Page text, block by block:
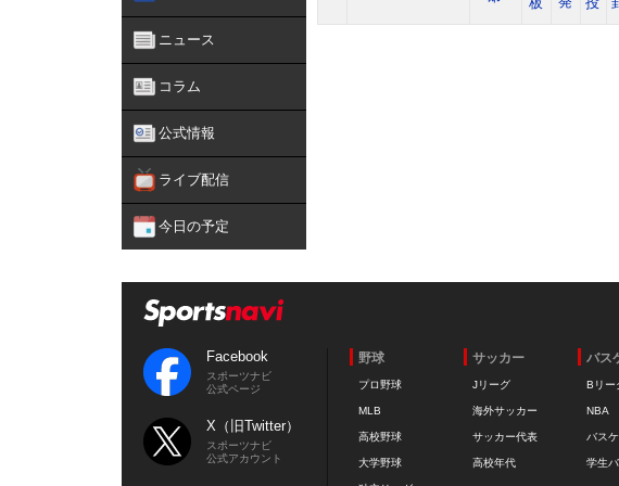
ニュース
コラム
公式情報
ライブ配信
今日の予定
Facebook
スポーツナビ
公式ページ
X（旧Twitter）
スポーツナビ
公式アカウント
野球
プロ野球
MLB
高校野球
大学野球
サッカー
Jリーグ
海外サッカー
サッカー代表
高校年代
バス
Bリー
NBA
バス
学生